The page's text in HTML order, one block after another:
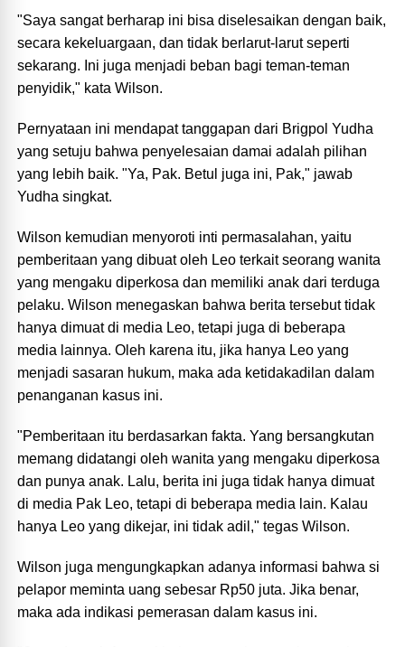
"Saya sangat berharap ini bisa diselesaikan dengan baik,
secara kekeluargaan, dan tidak berlarut-larut seperti
sekarang. Ini juga menjadi beban bagi teman-teman
penyidik," kata Wilson.
Pernyataan ini mendapat tanggapan dari Brigpol Yudha
yang setuju bahwa penyelesaian damai adalah pilihan
yang lebih baik. "Ya, Pak. Betul juga ini, Pak," jawab
Yudha singkat.
Wilson kemudian menyoroti inti permasalahan, yaitu
pemberitaan yang dibuat oleh Leo terkait seorang wanita
yang mengaku diperkosa dan memiliki anak dari terduga
pelaku. Wilson menegaskan bahwa berita tersebut tidak
hanya dimuat di media Leo, tetapi juga di beberapa
media lainnya. Oleh karena itu, jika hanya Leo yang
menjadi sasaran hukum, maka ada ketidakadilan dalam
penanganan kasus ini.
"Pemberitaan itu berdasarkan fakta. Yang bersangkutan
memang didatangi oleh wanita yang mengaku diperkosa
dan punya anak. Lalu, berita ini juga tidak hanya dimuat
di media Pak Leo, tetapi di beberapa media lain. Kalau
hanya Leo yang dikejar, ini tidak adil," tegas Wilson.
Wilson juga mengungkapkan adanya informasi bahwa si
pelapor meminta uang sebesar Rp50 juta. Jika benar,
maka ada indikasi pemerasan dalam kasus ini.